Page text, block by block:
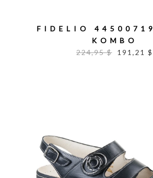
FIDELIO
KOMBO
224,95 $
191,21 $